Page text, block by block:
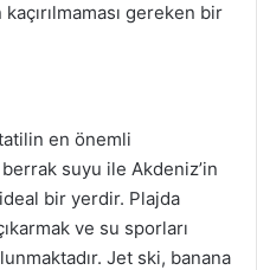
gereken bir
en önemli
suyu ile Akdeniz’in
bir yerdir. Plajda
ve su sporları
Jet ski, banana